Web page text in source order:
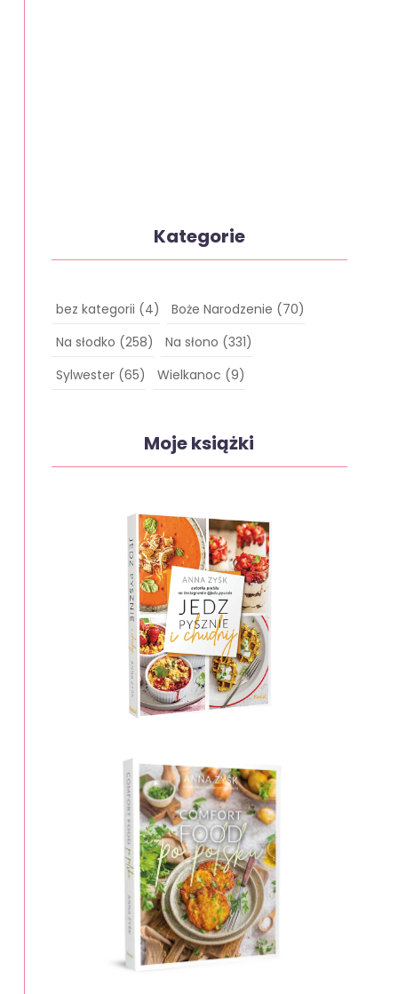
Kategorie
bez kategorii (4) Boże Narodzenie (70)
Na słodko (258) Na słono (331)
Sylwester(65) Wielkanoc (9)
Moje książki